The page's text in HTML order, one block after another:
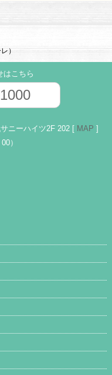
）
はこちら
ニーハイツ2F 202 [ MAP ]
）